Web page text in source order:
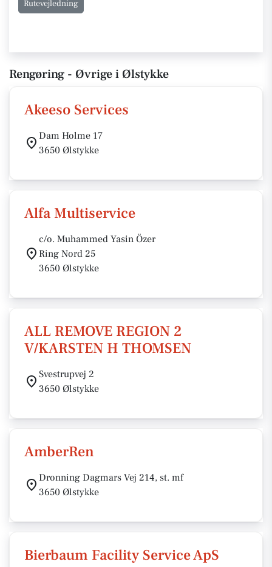
Rutevejledning
Rengøring - Øvrige i Ølstykke
Akeeso Services
Dam Holme 17
3650 Ølstykke
Alfa Multiservice
c/o. Muhammed Yasin Özer
Ring Nord 25
3650 Ølstykke
ALL REMOVE REGION 2
V/KARSTEN H THOMSEN
Svestrupvej 2
3650 Ølstykke
AmberRen
Dronning Dagmars Vej 214, st. mf
3650 Ølstykke
Bierbaum Facility Service ApS